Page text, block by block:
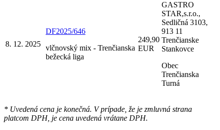
8. 12. 2025
DF2025/646
vlčnovský mix - Trenčianska
bežecká liga
249,90
EUR
GASTRO
STAR,s.r.o.,
Sedličná 3103,
913 11
Trenčianske
Stankovce
Obec
Trenčianska
Turná
* Uvedená cena je konečná. V prípade, že je zmluvná strana
platcom DPH, je cena uvedená vrátane DPH.